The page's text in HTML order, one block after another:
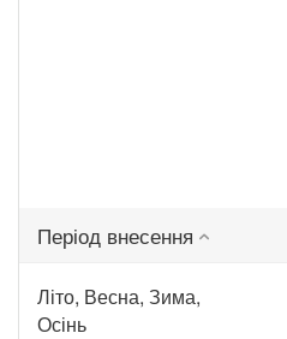
Період внесення
Літо, Весна, Зима,
Осінь